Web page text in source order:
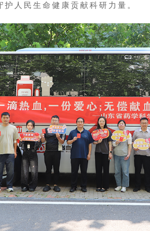
护人民生命健康贡献科研力量。